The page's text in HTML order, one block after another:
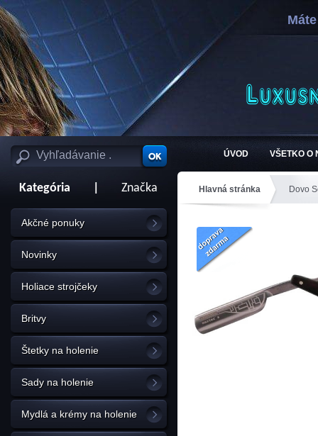
ÚVOD VŠETKO O
Kategória Značka
Akčné ponuky
Novinky
Holiace strojčeky
Britvy
Štetky na holenie
Sady na holenie
Mydlá a krémy na holenie
Hlavná stránka Dovo